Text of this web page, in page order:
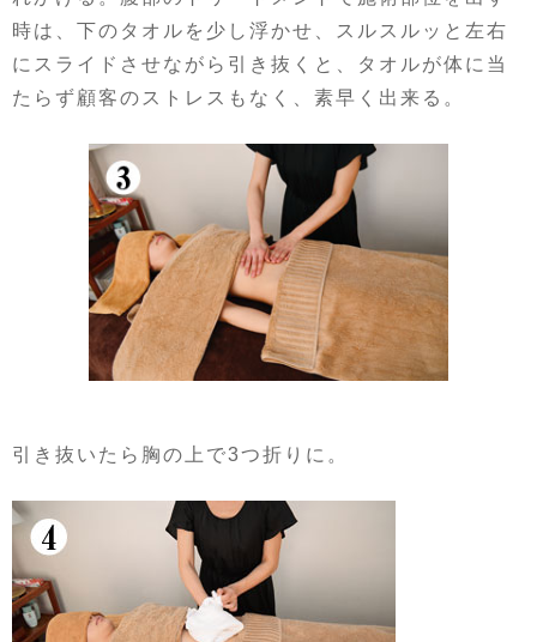
時は、下のタオルを少し浮かせ、スルスルッと左右
にスライドさせながら引き抜くと、タオルが体に当
たらず顧客のストレスもなく、素早く出来る。
引き抜いたら胸の上で3つ折りに。